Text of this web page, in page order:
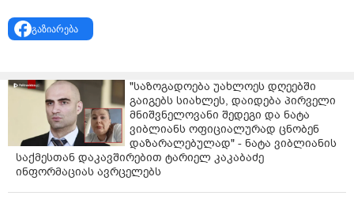
ადრე დაჯავშნოთ.
თუმცა, წლევანდელი ზამთარი გამონაკლისია.
აღნიშნავენ თითქმის ყველა ადგილობრივი
სასტუმროში.
როგორც"ბიზნესპრესნიუსთან"სასტუმრო "გუდაური
ჰათ"-ის წარმომადგენელმა განაცხადა, 5-დან
გუდაური იცლება, გაუქმებულია ჯავშნების 80%, ხოლო
ევროპელი ტურისტები, რომლებზეც ჯავშნების დიდი
ნაწილი მოდიოდა, აცხადებენ, რომ მიზეზი ქვეყნის
გაზიარება
"საზოგადოება უახლოეს დღეებში
გაიგებს სიახლეს, დაიდება პირველი
მნიშვნელოვანი შედეგი და ნატა
ვიბლიანს ოფიციალურად ცნობენ
დაზარალებულად" - ნატა ვიბლიანის
საქმესთან დაკავშირებით ტარიელ კაკაბაძე
ინფორმაციას ავრცელებს